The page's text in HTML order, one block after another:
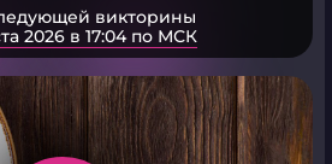
викторины
2026 в 17:04 по МСК